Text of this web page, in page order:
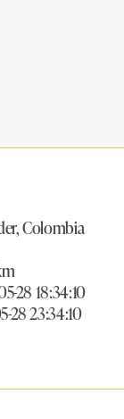
Colombia
28 18:34:10
28 23:34:10